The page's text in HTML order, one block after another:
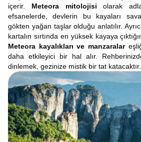
içerir. Meteora mitolojisi olarak
efsanelerde, devlerin bu kayaları
gökten yağan taşlar olduğu anlatılır.
kartalın sırtında en yüksek kayaya
Meteora kayalıkları ve manzaralar
daha etkileyici bir hal alır.
dinlemek, gezinize mistik bir tat katacaktır.